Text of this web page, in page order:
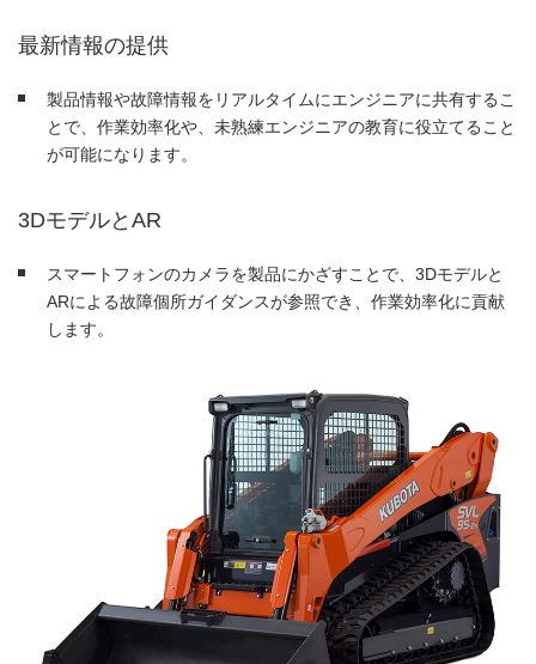
最新情報の提供
製品情報や故障情報をリアルタイムにエンジニアに共有するこ
とで、作業効率化や、未熟練エンジニアの教育に役立てること
が可能になります。
3DモデルとAR
スマートフォンのカメラを製品にかざすことで、3Dモデルと
ARによる故障個所ガイダンスが参照でき、作業効率化に貢献
します。